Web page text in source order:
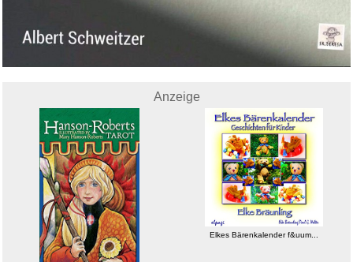
Anzeige
Elkes Bärenkalender f&uum...